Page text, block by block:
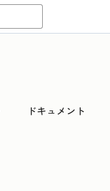
ドキュメント